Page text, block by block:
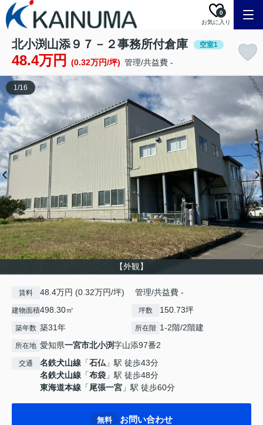
お気に入り
0
北小渕山添９７－２事務所付倉庫 空室1
48.4万円 (0.32万円/坪) 管理/共益費 -
【外観】
1/16
賃料 48.4万円 (0.32万円/坪) 管理/共益費 -
建物面積498.30㎡ 坪数 150.73坪
築年数 築31年 所在階 1-2階/2階建
所在地 愛知県一宮市北小渕字山添97番2
交通 名鉄犬山線 「石仏」駅 徒歩43分
名鉄犬山線 「布袋 」駅 徒歩48分
東海道本線 「尾張一宮 」駅 徒歩60分
無料 お問い合わせ